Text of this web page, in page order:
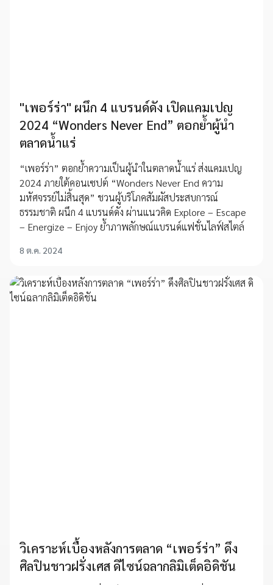
"เพอร์ร่า" ผนึก 4 แบรนด์ดัง เปิดแคมเปญ
2024 “Wonders Never End” ตอกย้ำผู้นำ
ตลาดน้ำแร่
“เพอร์ร่า” ตอกย้ำความเป็นผู้นำในตลาดน้ำแร่ ส่งแคมเปญ
2024 ภายใต้คอนเซปต์ “Wonders Never End ความ
มหัศจรรย์ไม่สิ้นสุด” ชวนผู้บริโภคสัมผัสประสบการณ์
ธรรมชาติ ผนึก 4 แบรนด์ดัง ผ่านแนวคิด Explore – Escape
– Energize – Enjoy ย้ำภาพลักษณ์แบรนด์แฟชั่นไลฟ์สไตล์
8 ต.ค. 2024
วิเคราะห์เบื้องหลังการตลาด “เพอร์ร่า” ดึง
ศิลปินชาวฝรั่งเศส ดิไซน์ฉลากลิมิเต็ดอิดิชัน